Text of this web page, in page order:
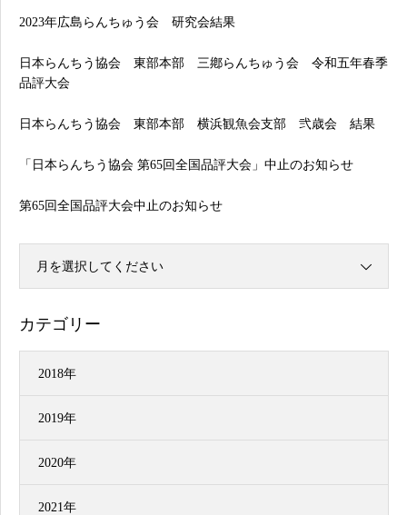
2023年広島らんちゅう会 研究会結果
日本らんちう協会 東部本部 三鄕らんちゅう会 令和五年春季
品評大会
日本らんちう協会 東部本部 横浜観魚会支部 弐歳会 結果
「日本らんちう協会 第65回全国品評大会」中止のお知らせ
第65回全国品評大会中止のお知らせ
月を選択してください
カテゴリー
2018年
2019年
2020年
2021年